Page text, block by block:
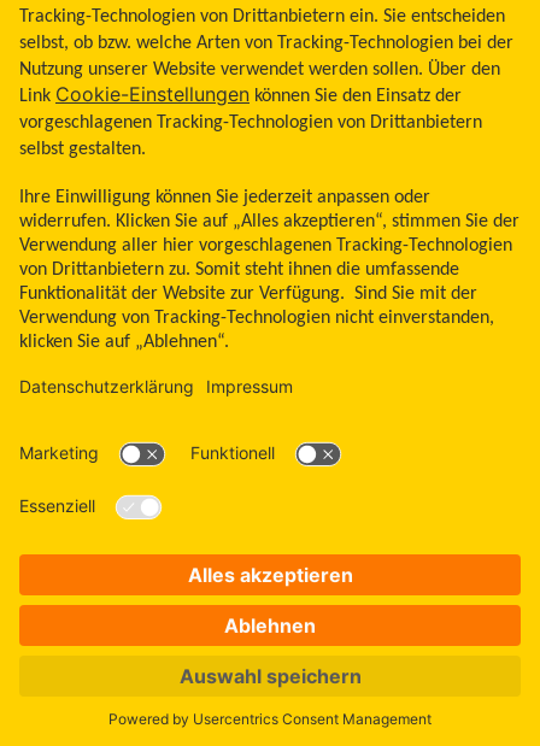
3.4.3 Belieferungsende bei Wechsel der
Krankenkasse
Belieferungsende bei Wechsel der Krankenkasse "Online"
Wechseln Sie innerhalb des Genehmigungszeitraumes die
Ihrem Kundenkonto über den Krankenkassenwechsel zu
informieren (Dazu melden Sie sich bitte in Ihrem
Kundenkonto aufwww.freestylelibre.dean, navigieren auf
der linken Seite zum Reiter "Daten und Einstellungen". Dort
aktualisieren Sie bitte Ihre Krankenkasse.) Mit der
Aktualisierung Ihrer Krankenkasse wird die laufende
Produkte weiter beziehen zu können, ist es notwendig bei
einzureichen, um eine erneute Kostenübernahmezusage zu
Wechseln Sie innerhalb des Genehmigungszeitraumes die
Krankenkasse, so sind Sie verpflichtet, die Abbott GmbH
darüber zu informieren. Die Abbott GmbH wird in diesem
Fall den Bezug der Produkte beenden, und die Abbott
Krankenkassenwechsel hinterlegen. Um die bisher